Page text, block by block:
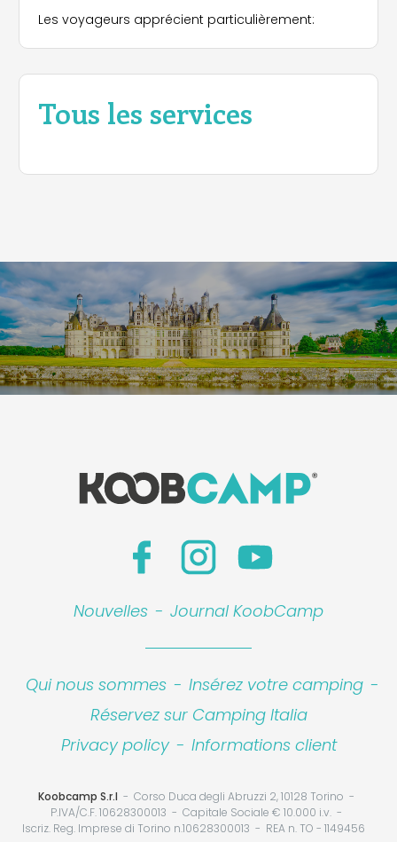
Les voyageurs apprécient particulièrement:
Tous les services
Nouvelles - Journal KoobCamp
Qui nous sommes - Insérez votre camping -
Réservez sur Camping Italia
Privacy policy - Informations client
Koobcamp S.r.l
Corso Duca degli Abruzzi 2, 10128 Torino
P.IVA/C.F. 10628300013
Capitale Sociale € 10.000 i.v.
Iscriz. Reg. Imprese di Torino n.10628300013
REA n. TO - 1149456